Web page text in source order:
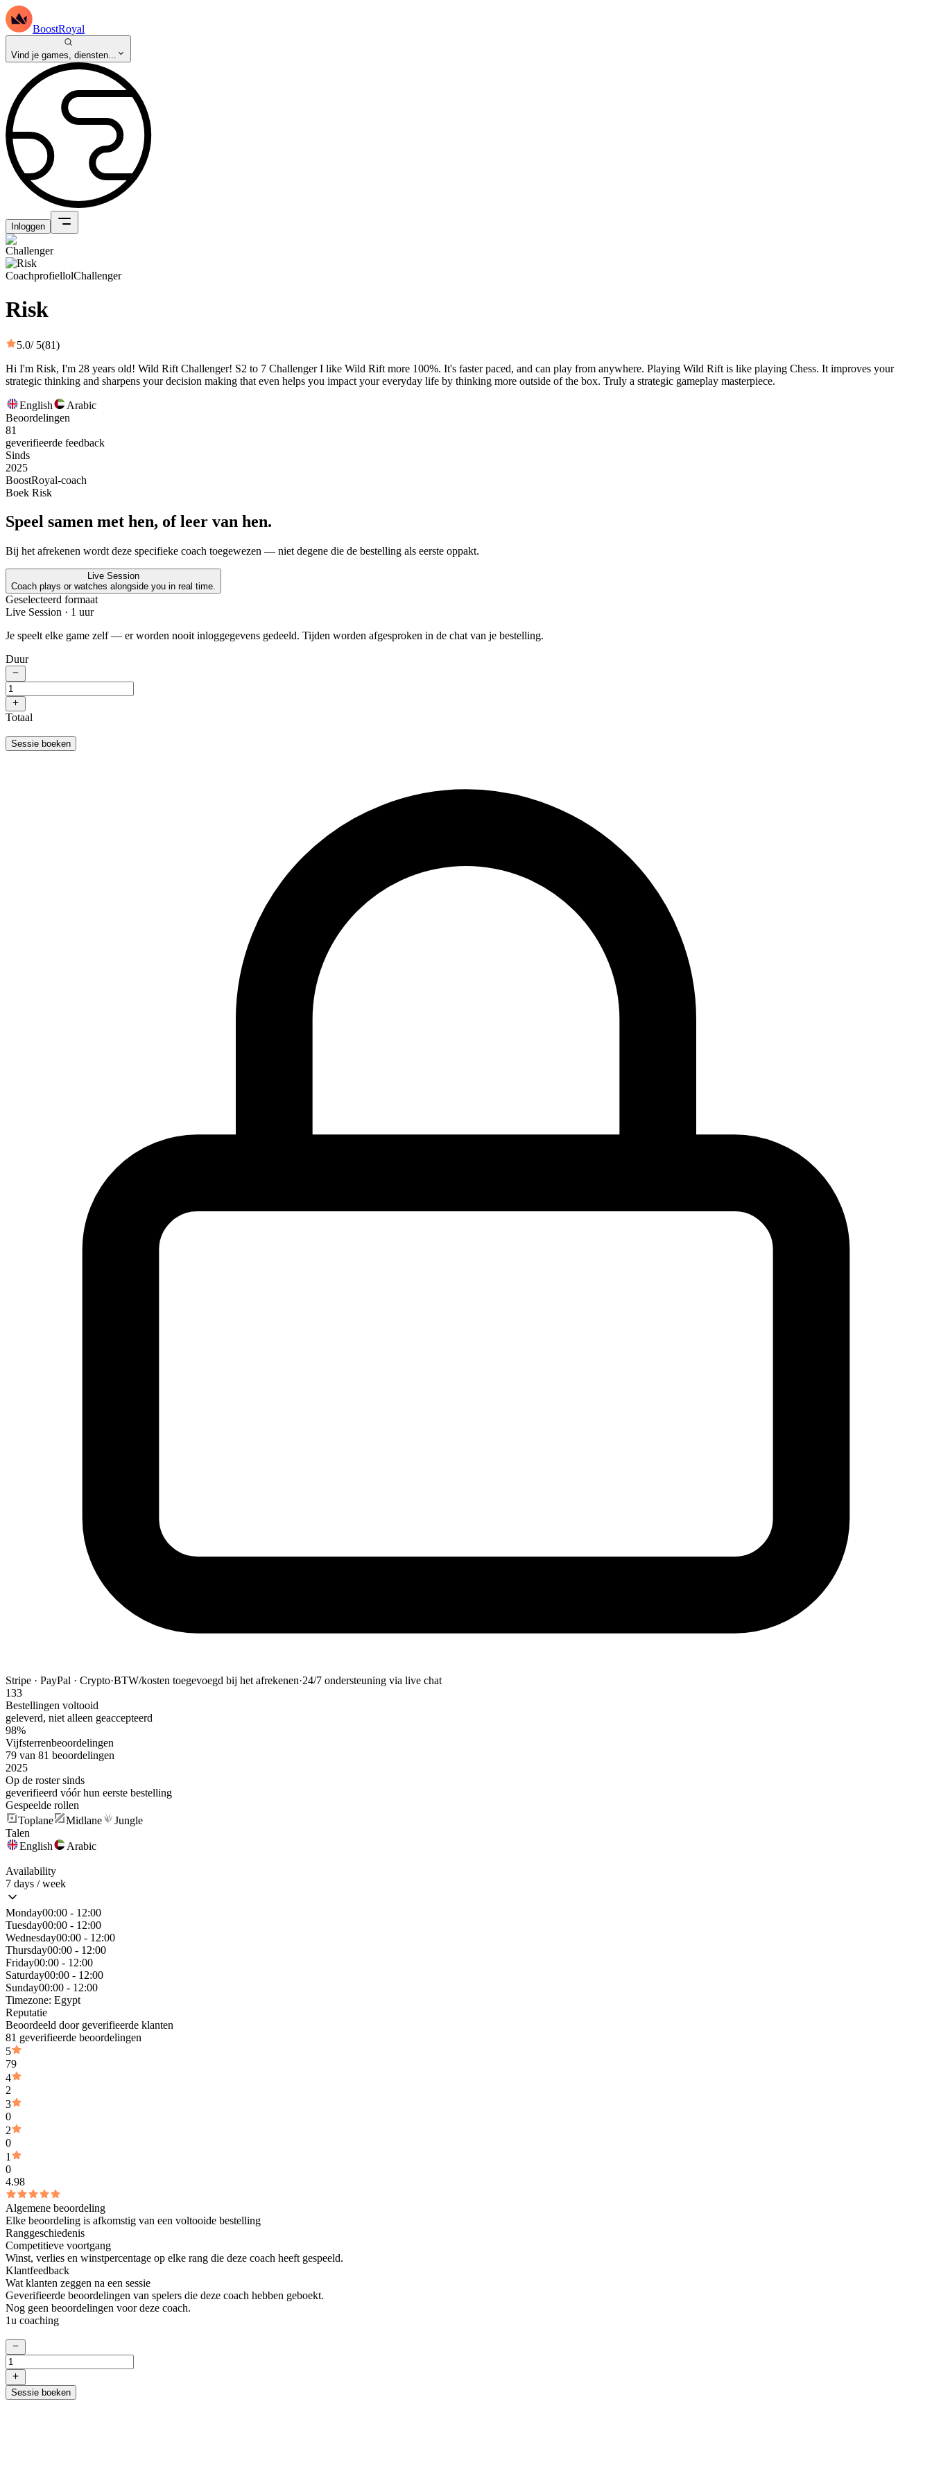
BoostRoyal
Vind je games, diensten...
Inloggen
CoachprofiellolChallenger
Risk
5.0/ 5(81)
Hi I'm Risk, I'm 28 years old! Wild Rift Challenger! S2 to 7 Challenger I like Wild Rift more 100%. It's faster paced, and can play from anywhere. Playing Wild Rift is like playing Chess. It improves your
strategic thinking and sharpens your decision making that even helps you impact your everyday life by thinking more outside of the box. Truly a strategic gameplay masterpiece.
English
Arabic
Beoordelingen
81
geverifieerde feedback
Sinds
2025
BoostRoyal-coach
Boek Risk
Speel samen met hen, of leer van hen.
Bij het afrekenen wordt deze specifieke coach toegewezen — niet degene die de bestelling als eerste oppakt.
Live Session
Coach plays or watches alongside you in real time.
Geselecteerd formaat
Live Session · 1 uur
Je speelt elke game zelf — er worden nooit inloggegevens gedeeld. Tijden worden afgesproken in de chat van je bestelling.
Duur
Totaal
Sessie boeken
Stripe · PayPal · Crypto·BTW/kosten toegevoegd bij het afrekenen·24/7 ondersteuning via live chat
133
Bestellingen voltooid
geleverd, niet alleen geaccepteerd
98%
Vijfsterrenbeoordelingen
79 van 81 beoordelingen
2025
Op de roster sinds
geverifieerd vóór hun eerste bestelling
Gespeelde rollen
Toplane
Midlane
Jungle
Talen
English
Arabic
Availability
7 days / week
Monday00:00 - 12:00
Tuesday00:00 - 12:00
Wednesday00:00 - 12:00
Thursday00:00 - 12:00
Friday00:00 - 12:00
Saturday00:00 - 12:00
Sunday00:00 - 12:00
Timezone: Egypt
Reputatie
Beoordeeld door geverifieerde klanten
81 geverifieerde beoordelingen
5
79
4
2
3
0
2
0
1
0
4.98
Algemene beoordeling
Elke beoordeling is afkomstig van een voltooide bestelling
Ranggeschiedenis
Competitieve voortgang
Winst, verlies en winstpercentage op elke rang die deze coach heeft gespeeld.
Klantfeedback
Wat klanten zeggen na een sessie
Geverifieerde beoordelingen van spelers die deze coach hebben geboekt.
Nog geen beoordelingen voor deze coach.
1u coaching
Sessie boeken